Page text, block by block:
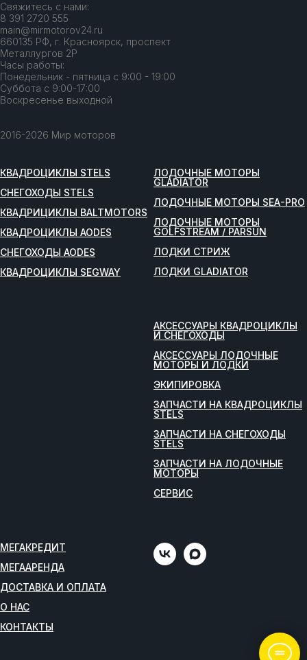
Свяжитесь с нами:
8 391 2720 555
main@mirmotorov24.ru
660135 РФ, г. Красноярск, проспект
Металлургов 2Р
Часы работы:
Понедельник - пятница с 9:00 - 19:00
Суббота с 9:00-17:00
Воскресенье выходной
2016-2026 Мир моторов
КВАДРОЦИКЛЫ STELS
СНЕГОХОДЫ STELS
КВАДРИЦИКЛЫ BALTMOTORS
КВАДРОЦИКЛЫ AODES
СНЕГОХОДЫ AODES
КВАДРОЦИКЛЫ SEGWAY
ЛОДОЧНЫЕ МОТОРЫ
GLADIATOR
ЛОДОЧНЫЕ МОТОРЫ SEA-PRO
ЛОДОЧНЫЕ МОТОРЫ
GOLFSTREAM / PARSUN
ЛОДКИ СТРИЖ
ЛОДКИ GLADIATOR
АКСЕССУАРЫ КВАДРОЦИКЛЫ
И СНЕГОХОДЫ
АКСЕССУАРЫ ЛОДОЧНЫЕ
МОТОРЫ И ЛОДКИ
ЭКИПИРОВКА
ЗАПЧАСТИ НА КВАДРОЦИКЛЫ
STELS
ЗАПЧАСТИ НА СНЕГОХОДЫ
STELS
ЗАПЧАСТИ НА ЛОДОЧНЫЕ
МОТОРЫ
СЕРВИС
МЕГАКРЕДИТ
МЕГААРЕНДА
ДОСТАВКА И ОПЛАТА
О НАС
КОНТАКТЫ